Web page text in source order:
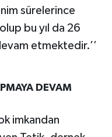
sürelerince
bu yıl da 26
etmektedir.’’
DEVAM
imkandan